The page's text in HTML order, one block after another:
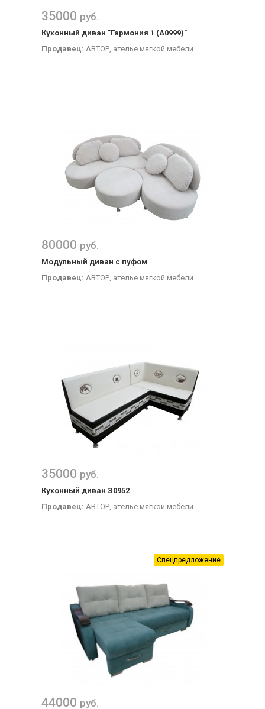
35000 руб.
Кухонный диван "Гармония 1 (А0999)"
Продавец: АВТОР, ателье мягкой мебели
80000 руб.
Модульный диван с пуфом
Продавец: АВТОР, ателье мягкой мебели
35000 руб.
Кухонный диван З0952
Продавец: АВТОР, ателье мягкой мебели
Спецпредложение
44000 руб.